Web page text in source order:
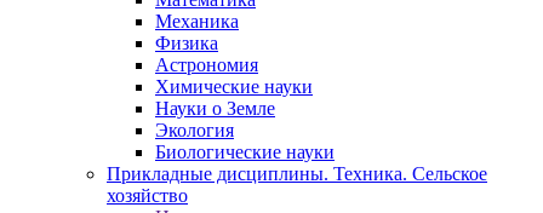
Механика
Физика
Астрономия
Химические науки
Науки о Земле
Экология
Биологические науки
Прикладные дисциплины. Техника. Сельское
хозяйство